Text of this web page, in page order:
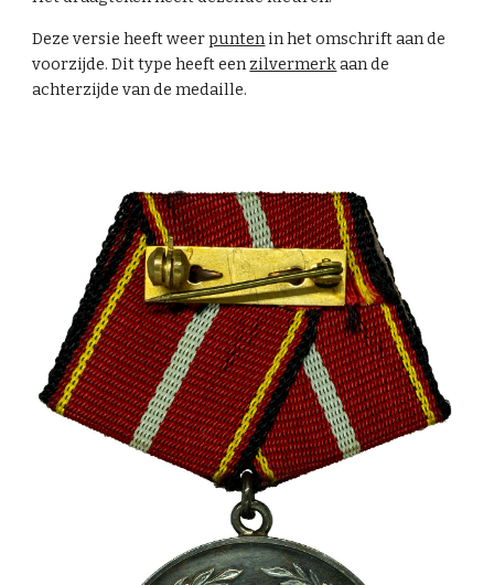
Deze versie heeft weerpunten in het omschrift aan de
voorzijde. Dit type heeft een zilvermerkaan de
achterzijde van de medaille.